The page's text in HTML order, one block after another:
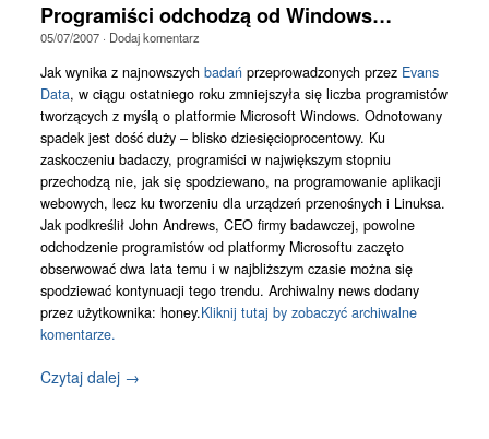
Programiści odchodzą od Windows…
05/07/2007· Dodaj komentarz
Jak wynika z najnowszych badańprzeprowadzonych przez Evans
Data, w ciągu ostatniego roku zmniejszyła się liczba programistów
tworzących z myślą o platformie Microsoft Windows. Odnotowany
spadek jest dość duży – blisko dziesięcioprocentowy. Ku
zaskoczeniu badaczy, programiści w największym stopniu
przechodzą nie, jak się spodziewano, na programowanie aplikacji
webowych, lecz ku tworzeniu dla urządzeń przenośnych i Linuksa.
Jak podkreślił John Andrews, CEO firmy badawczej, powolne
odchodzenie programistów od platformy Microsoftu zaczęto
obserwować dwa lata temu i w najbliższym czasie można się
spodziewać kontynuacji tego trendu. Archiwalny news dodany
przez użytkownika: honey.Kliknij tutaj by zobaczyć archiwalne
komentarze.
Czytaj dalej →